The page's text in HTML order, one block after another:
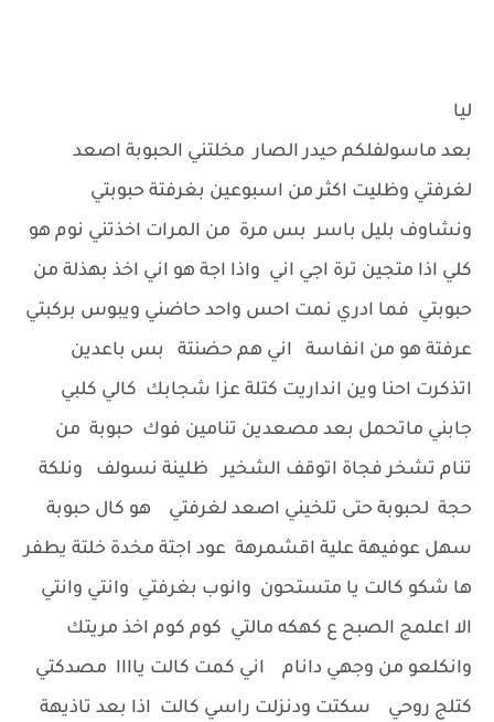
ليا
بعد ماسولفلكم حيدر الصار مخلتني الحبوبة اصعد
لغرفتي وظليت اكثر من اسبوعين بغرفتة حبوبتي
ونشاوف بليل باسر بس مرة من المرات اخذتني نوم هو
كلي اذا متجين ترة اجي اني واذا اجة هو اني اخذ بهذلة من
حبوبتي فما ادري نمت احس واحد حاضني ويبوس بركبتي
عرفتة هو من انفاسة اني هم حضنتة بس باعدين
اتذكرت احنا وين انداريت كتلة عزا شجابك كالي كلبي
جابني ماتحمل بعد مصعدين تنامين فوك حبوبة من
تنام تشخر فجاة اتوقف الشخير ظلينة نسولف ونلكة
حجة لحبوبة حتى تلخيني اصعد لغرفتي هو كال حبوبة
سهل عوفيهة علية اقشمرهة عود اجتة مخدة خلتة يطفر
ها شكو كالت يا متستحون وانوب بغرفتي وانتي وانتي
الا اعلمج الصبح ع كهكه مالتي كوم كوم اخذ مريتك
وانكلعو من وجهي دانام اني كمت كالت ياااا مصدكتي
كتلج روحي سكتت ودنزلت راسي كالت اذا بعد تاذيهة